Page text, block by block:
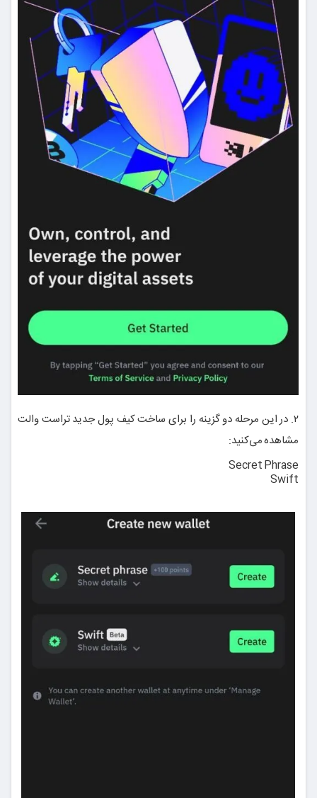
۲. در این مرحله دو گزینه را برای ساخت کیف پول جدید تراست والت
مشاهده می‌کنید:
Secret Phrase
Swift